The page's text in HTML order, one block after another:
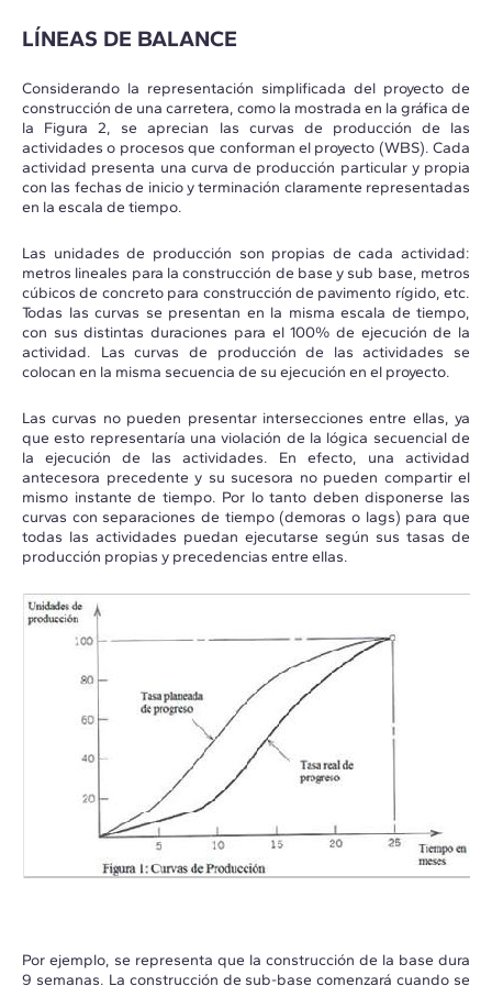
LÍNEAS DE BALANCE
Considerando la representación simplificada del proyecto de
construcción de una carretera, como la mostrada en la gráfica de
la Figura 2, se aprecian las curvas de producción de las
actividades o procesos que conforman el proyecto (WBS). Cada
actividad presenta una curva de producción particular y propia
con las fechas de inicio y terminación claramente representadas
en la escala de tiempo.
Las unidades de producción son propias de cada actividad:
metros lineales para la construcción de base y sub base, metros
cúbicos de concreto para construcción de pavimento rígido, etc.
Todas las curvas se presentan en la misma escala de tiempo,
con sus distintas duraciones para el 100% de ejecución de la
actividad. Las curvas de producción de las actividades se
colocan en la misma secuencia de su ejecución en el proyecto.
Las curvas no pueden presentar intersecciones entre ellas, ya
que esto representaría una violación de la lógica secuencial de
la ejecución de las actividades. En efecto, una actividad
antecesora precedente y su sucesora no pueden compartir el
mismo instante de tiempo. Por lo tanto deben disponerse las
curvas con separaciones de tiempo (demoras o lags) para que
todas las actividades puedan ejecutarse según sus tasas de
producción propias y precedencias entre ellas.
Por ejemplo, se representa que la construcción de la base dura
9 semanas. La construcción de sub-base comenzará cuando se